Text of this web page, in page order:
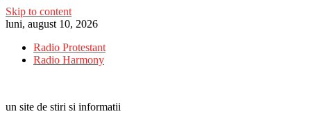
Skip to content
luni, august 10, 2026
Radio Protestant
Radio Harmony
un site de stiri si informatii